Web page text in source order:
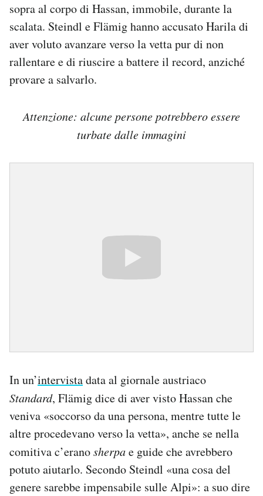
sopra al corpo di Hassan, immobile, durante la
scalata. Steindl e Flämig hanno accusato Harila di
aver voluto avanzare verso la vetta pur di non
rallentare e di riuscire a battere il record, anziché
provare a salvarlo.
Attenzione: alcune persone potrebbero essere
turbate dalle immagini
In un’intervistadata al giornale austriaco
Standard, Flämig dice di aver visto Hassan che
veniva «soccorso da una persona, mentre tutte le
altre procedevano verso la vetta», anche se nella
comitiva c’eranosherpae guide che avrebbero
potuto aiutarlo. Secondo Steindl «una cosa del
genere sarebbe impensabile sulle Alpi»: a suo dire